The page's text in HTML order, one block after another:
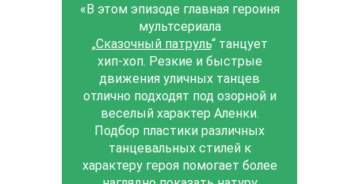
«В этом эпизоде главная героиня
мультсериала
„Сказочный патруль“ танцует
хип-хоп. Резкие и быстрые
движения уличных танцев
отлично подходят под озорной и
веселый характер Аленки.
Подбор пластики различных
танцевальных стилей к
характеру героя помогает более